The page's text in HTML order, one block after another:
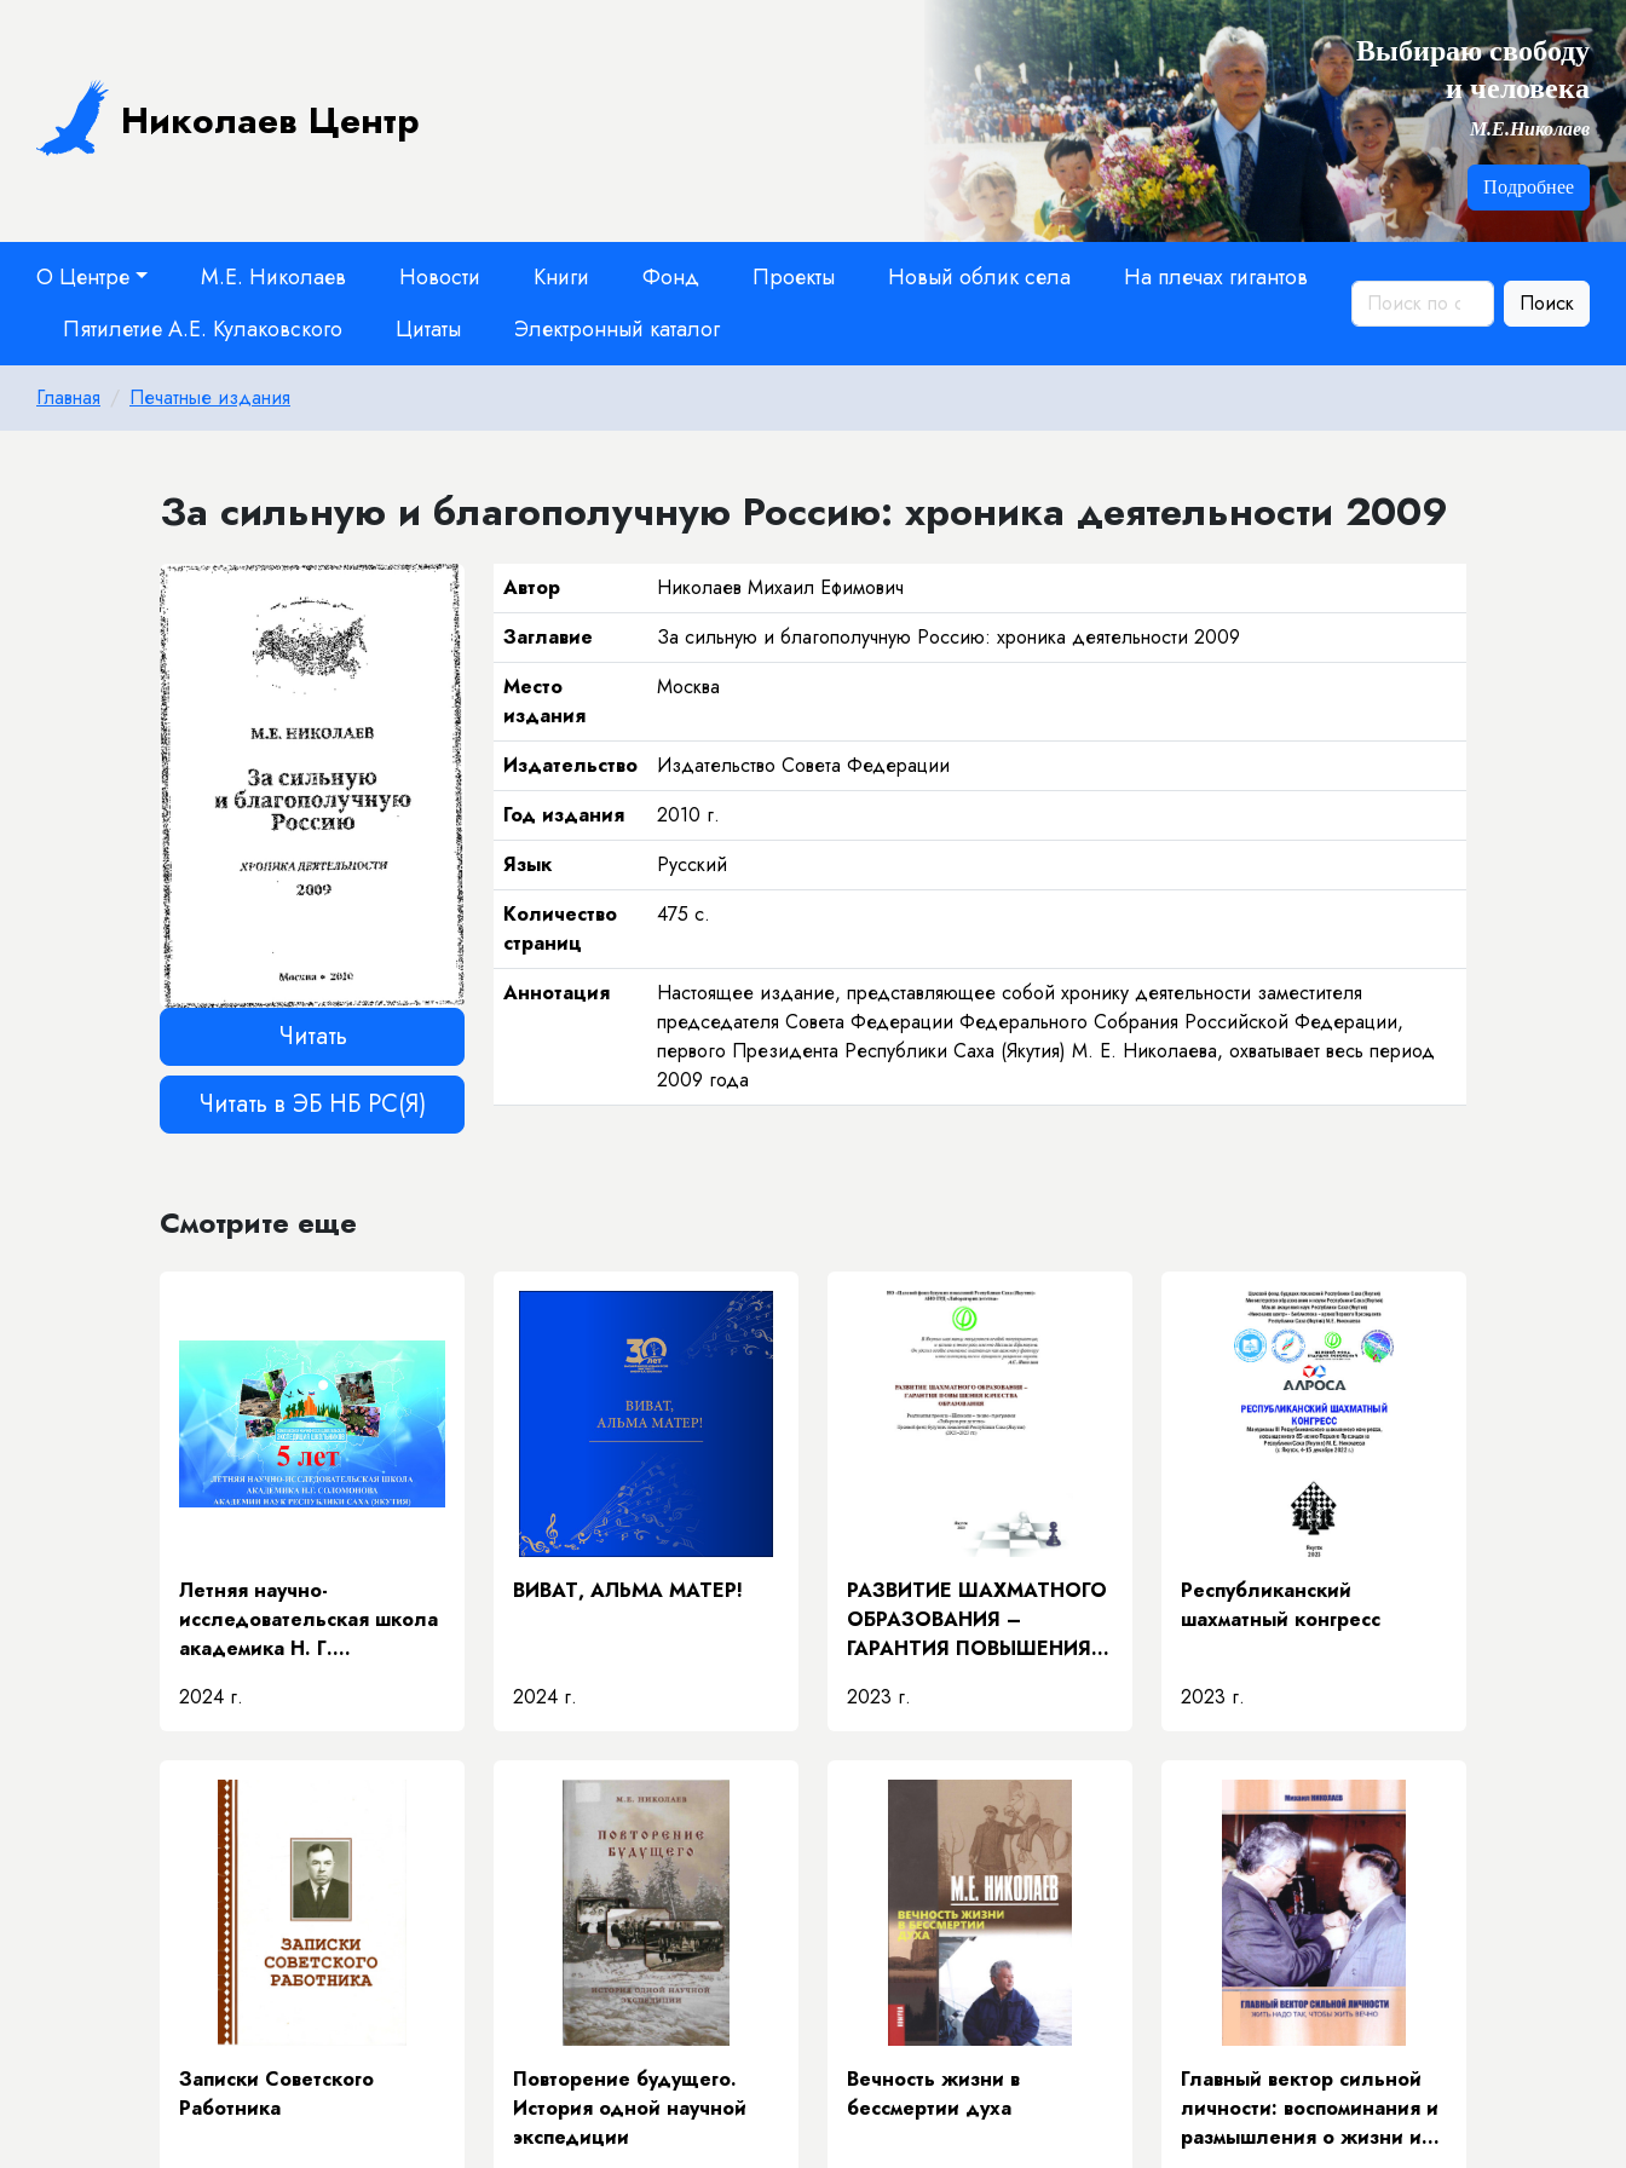
Николаев Центр
Выбираю свободу
и человека
М.Е.Николаев
Подробнее
О Центре М.Е. Николаев Новости Книги Фонд Проекты Новый облик села
На плечах гигантов
Пятилетие А.Е. Кулаковского
Цитаты Электронный каталог
Поиск
Главная Печатные издания
За сильную и благополучную Россию: хроника деятельности 2009
Читать
Читать в ЭБ НБ РС(Я)
Автор
Николаев Михаил Ефимович
Заглавие
За сильную и благополучную Россию: хроника деятельности 2009
Место
издания
Москва
Издательство
Издательство Совета Федерации
Год издания
2010 г.
Язык
Русский
Количество
страниц
475 с.
Аннотация
Настоящее издание, представляющее собой хронику деятельности заместителя
председателя Совета Федерации Федерального Собрания Российской Федерации,
первого Президента Республики Саха (Якутия) М. Е. Николаева, охватывает весь период
2009 года
Смотрите еще
Летняя научно-
исследовательская школа
академика Н. Г.
наук Республики Саха
2024 г.
ВИВАТ, АЛЬМА МАТЕР!
2024 г.
РАЗВИТИЕ ШАХМАТНОГО
ОБРАЗОВАНИЯ –
ГАРАНТИЯ ПОВЫШЕНИЯ
ОБРАЗОВАНИЯ
2023 г.
Республиканский
шахматный конгресс
2023 г.
Записки Советского
Работника
Повторение будущего.
История одной научной
экспедиции
Вечность жизни в
бессмертии духа
Главный вектор сильной
личности: воспоминания и
размышления о жизни и